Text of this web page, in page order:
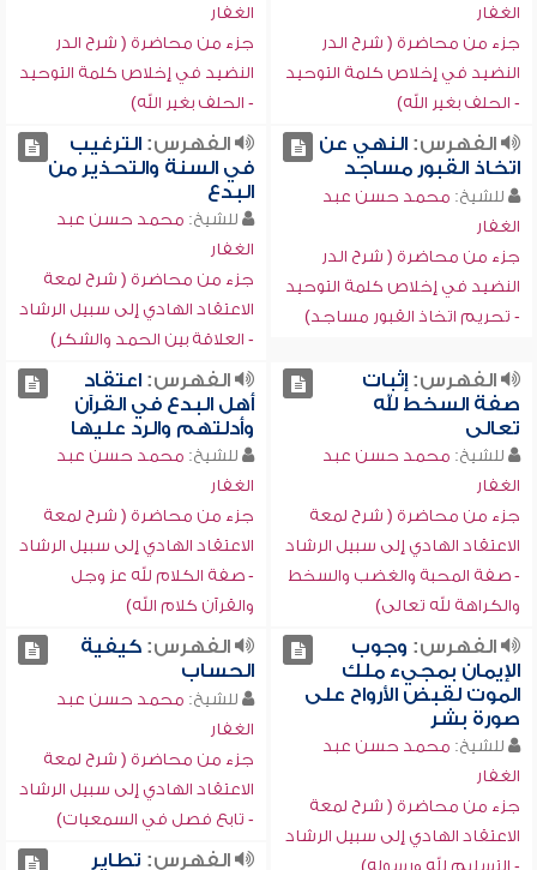
الغفار
جزء من محاضرة ( شرح الدر
النضيد في إخلاص كلمة التوحيد
- الحلف بغير الله)
الغفار
جزء من محاضرة ( شرح الدر
النضيد في إخلاص كلمة التوحيد
- الحلف بغير الله)
الفهرس:النهي عن
اتخاذ القبور مساجد
للشيخ: محمد حسن عبد
الغفار
جزء من محاضرة ( شرح الدر
النضيد في إخلاص كلمة التوحيد
- تحريم اتخاذ القبور مساجد)
الفهرس:الترغيب
في السنة والتحذير من
البدع
للشيخ: محمد حسن عبد
الغفار
جزء من محاضرة ( شرح لمعة
الاعتقاد الهادي إلى سبيل الرشاد
- العلاقة بين الحمد والشكر)
الفهرس:إثبات
صفة السخط لله
تعالى
للشيخ: محمد حسن عبد
الغفار
جزء من محاضرة ( شرح لمعة
الاعتقاد الهادي إلى سبيل الرشاد
- صفة المحبة والغضب والسخط
والكراهة لله تعالى)
الفهرس:اعتقاد
أهل البدع في القرآن
وأدلتهم والرد عليها
للشيخ: محمد حسن عبد
الغفار
جزء من محاضرة ( شرح لمعة
الاعتقاد الهادي إلى سبيل الرشاد
- صفة الكلام لله عز وجل
والقرآن كلام الله)
الفهرس: وجوب
الإيمان بمجيء ملك
الموت لقبض الأرواح على
صورة بشر
للشيخ: محمد حسن عبد
الغفار
جزء من محاضرة ( شرح لمعة
الاعتقاد الهادي إلى سبيل الرشاد
- التسليم لله ورسوله)
الفهرس:كيفية
الحساب
للشيخ: محمد حسن عبد
الغفار
جزء من محاضرة ( شرح لمعة
الاعتقاد الهادي إلى سبيل الرشاد
- تابع فصل في السمعيات)
الفهرس: تطاير